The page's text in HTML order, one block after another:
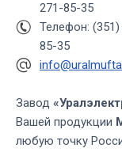
271-85-35
Телефон:
85-35
Завод
Вашей продукции
любую точку